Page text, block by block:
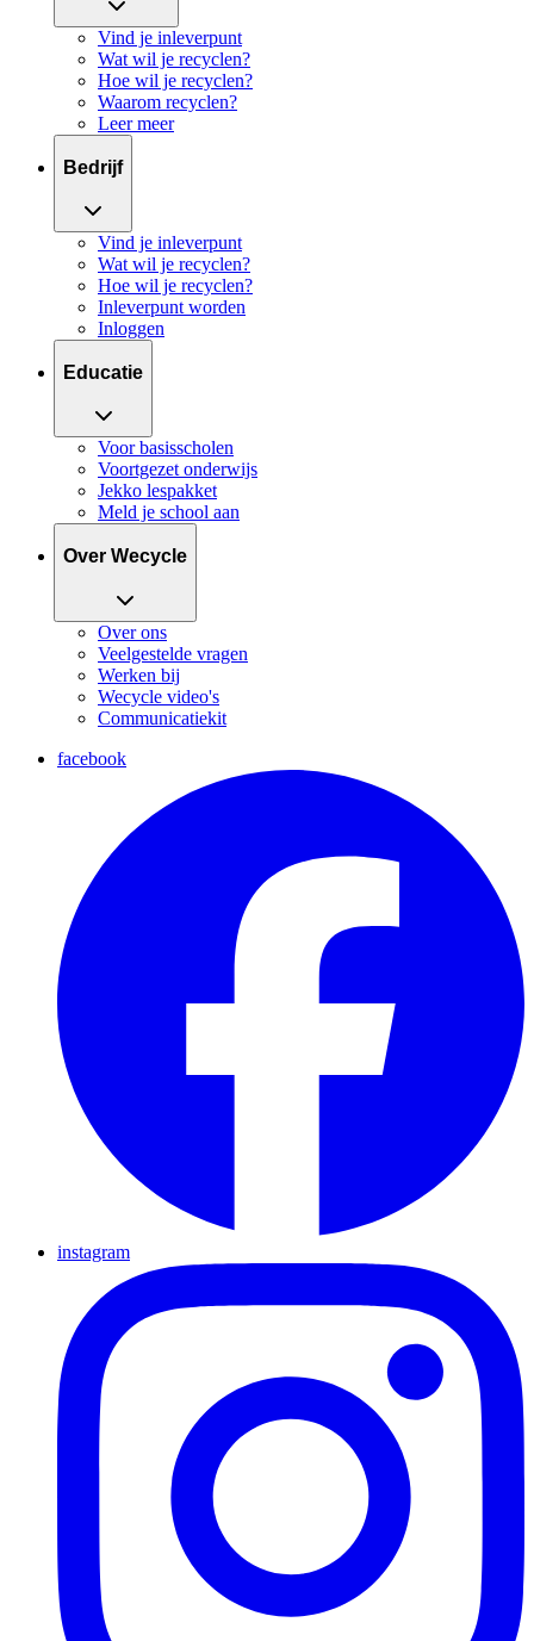
Vind je inleverpunt
Wat wil je recyclen?
Hoe wil je recyclen?
Waarom recyclen?
Leer meer
Bedrijf
Vind je inleverpunt
Wat wil je recyclen?
Hoe wil je recyclen?
Inleverpunt worden
Inloggen
Educatie
Voor basisscholen
Voortgezet onderwijs
Jekko lespakket
Meld je school aan
Over Wecycle
Over ons
Veelgestelde vragen
Werken bij
Wecycle video's
Communicatiekit
facebook
instagram